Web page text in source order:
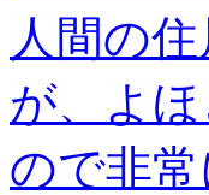
人間の
が、よ
ので非